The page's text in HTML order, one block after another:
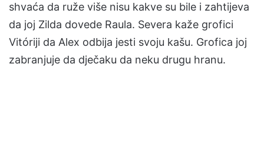
shvaća da ruže više nisu kakve su bile i zahtijeva
da joj Zilda dovede Raula. Severa kaže grofici
Vitóriji da Alex odbija jesti svoju kašu. Grofica joj
zabranjuje da dječaku da neku drugu hranu.